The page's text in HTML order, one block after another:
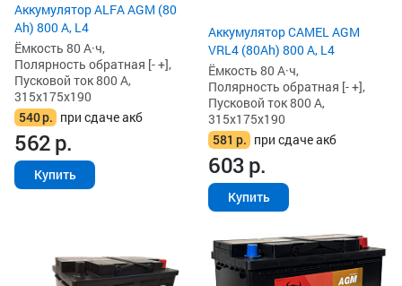
Аккумулятор ALFA AGM (80
Ah) 800 А, L4
Ёмкость 80 А·ч,
Полярность обратная [- +],
Пусковой ток 800 А,
315x175x190
540р. при сдаче акб
562р.
Купить
Аккумулятор CAMEL AGM
VRL4 (80Ah) 800 А, L4
Ёмкость 80 А·ч,
Полярность обратная [- +],
Пусковой ток 800 А,
315x175x190
581 р. при сдаче акб
603р.
Купить